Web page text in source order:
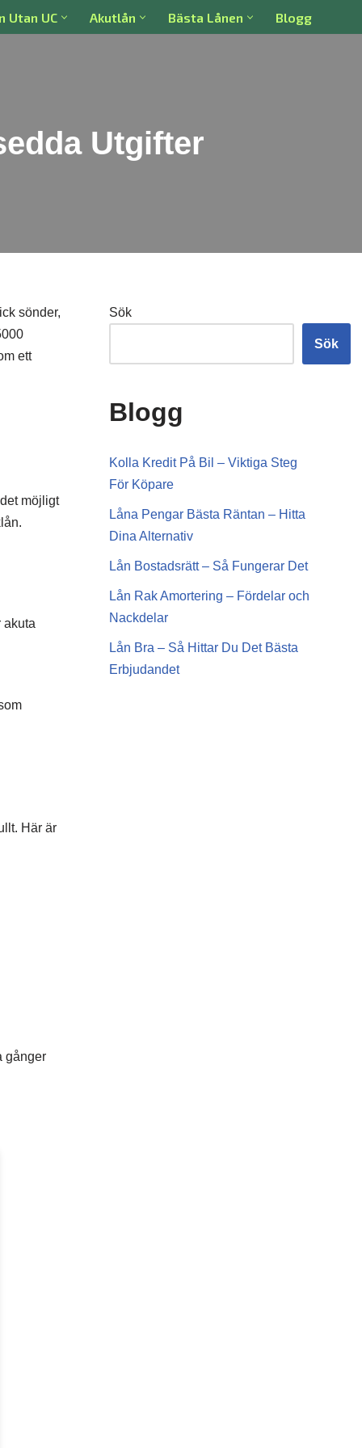
Utan UC Akutlån Bästa Lånen Blogg
Utgifter
sönder,
ett
möjligt
akuta
Här är
gånger
Sök
Sök
Blogg
Kolla Kredit På Bil – Viktiga Steg
För Köpare
Låna Pengar Bästa Räntan – Hitta
Dina Alternativ
Lån Bostadsrätt – Så Fungerar Det
Lån Rak Amortering – Fördelar och
Nackdelar
Lån Bra – Så Hittar Du Det Bästa
Erbjudandet